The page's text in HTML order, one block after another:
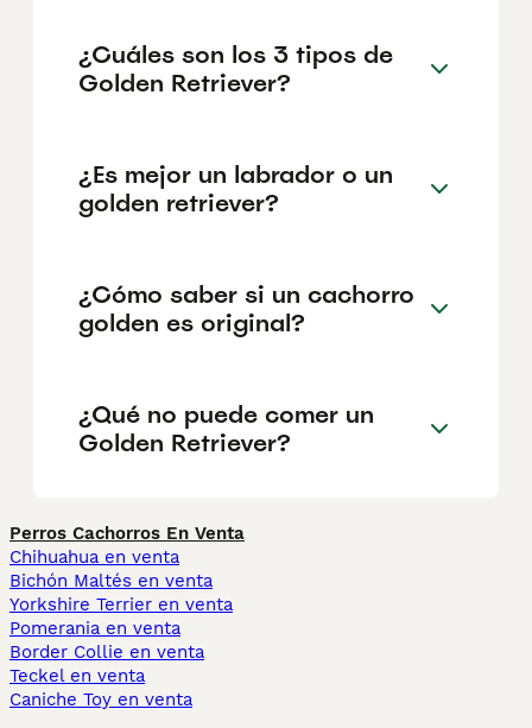
¿Cuáles son los 3 tipos de
Golden Retriever?
¿Es mejor un labrador o un
golden retriever?
¿Cómo saber si un cachorro
golden es original?
¿Qué no puede comer un
Golden Retriever?
Perros Cachorros En Venta
Chihuahua en venta
Bichón Maltés en venta
Yorkshire Terrier en venta
Pomerania en venta
Border Collie en venta
Teckel en venta
Caniche Toy en venta